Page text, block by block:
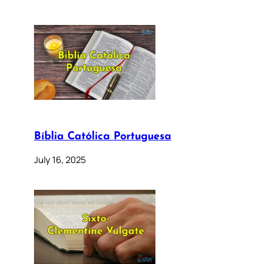
Bíblia Católica Portuguesa
July 16, 2025